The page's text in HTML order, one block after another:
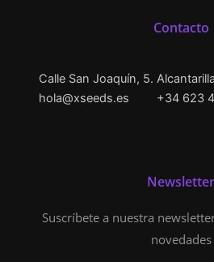
Contacto
Calle San Joaquín, 5.
hola@xseeds.es
+34 623
Newsletter
Suscríbete a nuestra
novedades